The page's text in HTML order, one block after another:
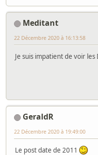
Meditant
22 Décembre 2020 à 16:13:58
Je suis impatient de voir
GeraldR
22 Décembre 2020 à 19:49:00
Le post date de 2011